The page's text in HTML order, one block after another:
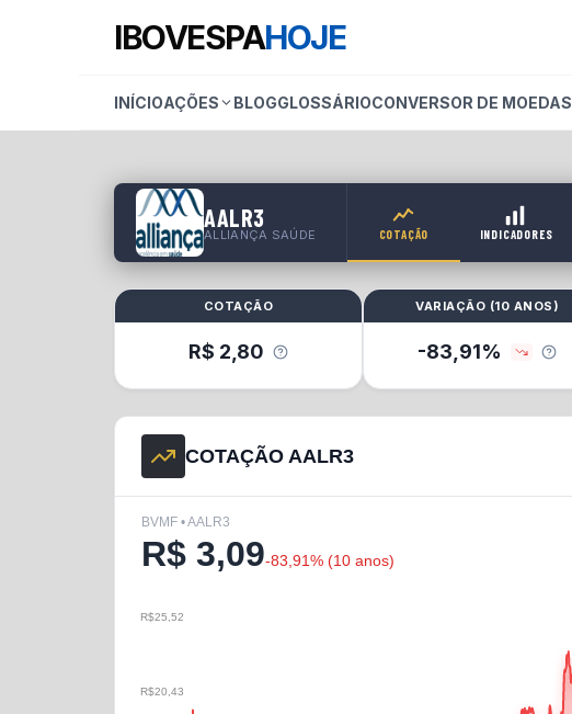
IBOVESPAHOJE
INÍCIOAÇÕES BLOGGLOSSÁRIOCONVERSOR DE MOEDAS
AALR3
ALLIANÇA SAÚDE COTAÇÃO INDICADORES
COTAÇÃO
R$ 2,80
VARIAÇÃO (10 ANOS )
-83,91%
COTAÇÃO AALR3
BVMF • AALR3
R$ 3,09-83,91% (10 anos)
R$20,43
R$25,52